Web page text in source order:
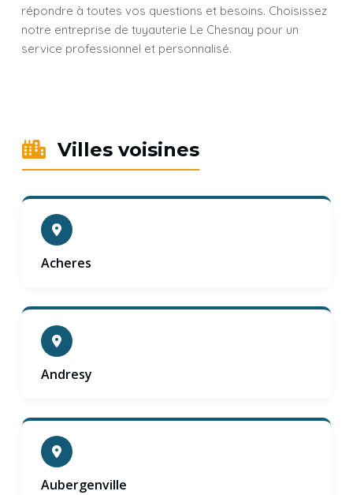
répondre à toutes vos questions et besoins. Choisissez
notre entreprise de tuyauterie Le Chesnay pour un
service professionnel et personnalisé.
Villes voisines
Acheres
Andresy
Aubergenville